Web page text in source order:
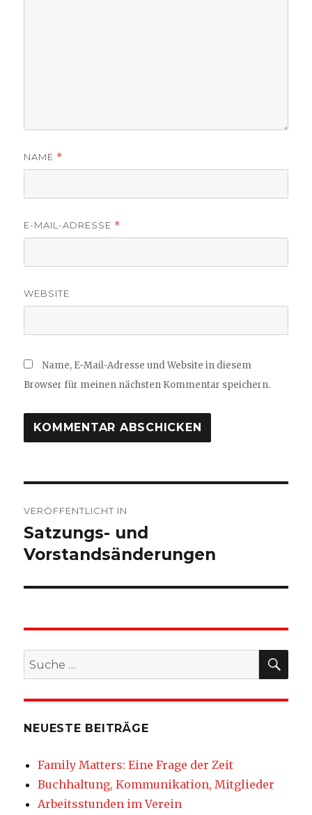
NAME *
E-MAIL-ADRESSE *
WEBSITE
Name, E-Mail-Adresse und Website in diesem
Browser für meinen nächsten Kommentar speichern.
VERÖFFENTLICHT IN
Satzungs- und
Vorstandsänderungen
Suche
nach:
NEUESTE BEITRÄGE
Family Matters: Eine Frage der Zeit
Buchhaltung, Kommunikation, Mitglieder
Arbeitsstunden im Verein